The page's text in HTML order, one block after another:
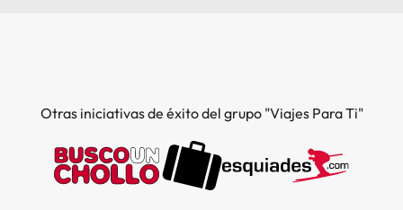
Otras iniciativas de éxito del grupo "Viajes Para Ti"